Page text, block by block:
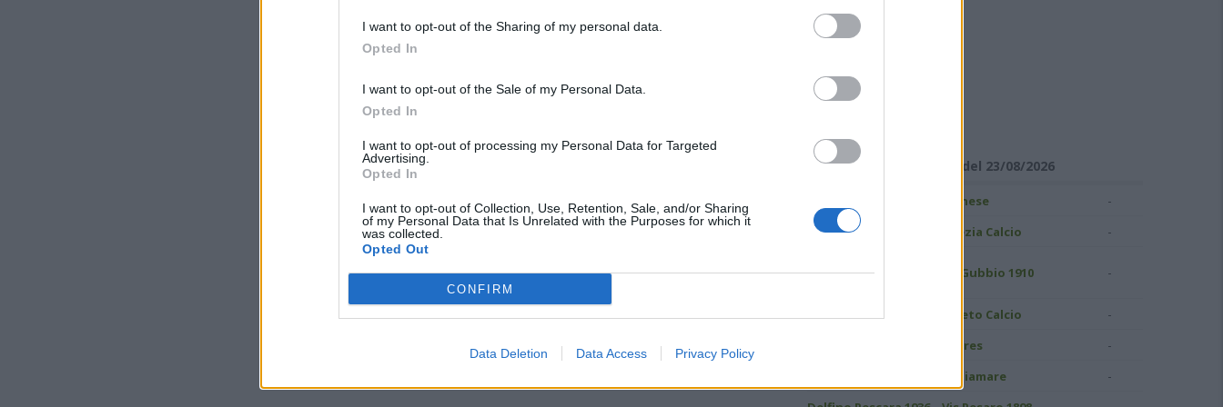
I want to opt-out of the Sharing of my personal data.
Opted In
I want to opt-out of the Sale of my Personal Data.
Opted In
I want to opt-out of processing my Personal Data for Targeted
Advertising.
Opted In
I want to opt-out of Collection, Use, Retention, Sale, and/or Sharing
of my Personal Data that Is Unrelated with the Purposes for which it
was collected.
Opted Out
CONFIRM
Data Deletion Data Access Privacy Policy
Girone B - Giornata 1 del 23/08/2026
Pianese -
US Grosseto 1912 Spezia Calcio -
AS Gubbio 1910 -
Pineto Calcio -
Torres -
Ostiamare -